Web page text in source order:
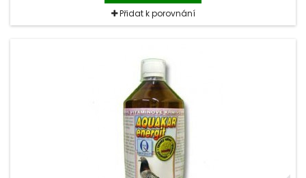
Přidat k porovnání